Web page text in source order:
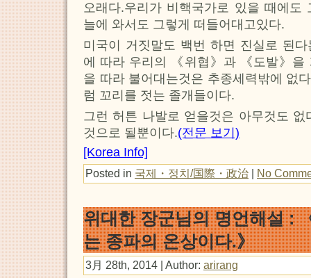
오래다.우리가 비핵국가로 있을 때에도
늘에 와서도 그렇게 떠들어대고있다.
미국이 거짓말도 백번 하면 진실로 된
에 따라 우리의 《위협》과 《도발》을
을 따라 불어대는것은 추종세력밖에 없
럼 꼬리를 젓는 졸개들이다.
그런 허튼 나발로 얻을것은 아무것도
것으로 될뿐이다.(전문 보기)
[Korea Info]
Posted in 국제・정치/国際・政治 No
위대한 장군님의 명언해설 :
는 종파의 온상이다.》
3月 28th, 2014 | Author: arirang